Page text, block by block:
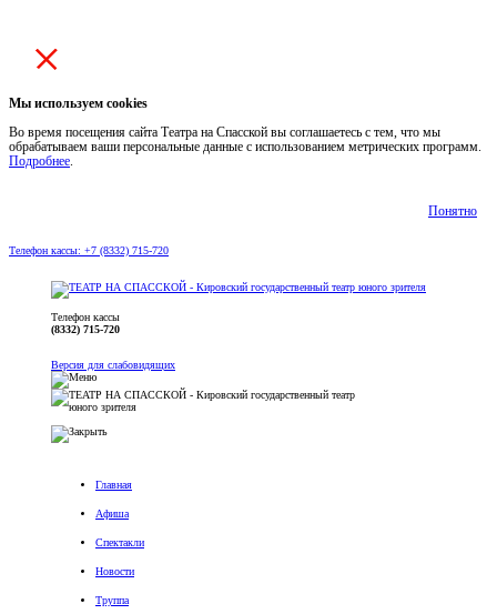
Мы используем cookies
Во время посещения сайта Театра на Спасской вы соглашаетесь с тем, что мы
обрабатываем ваши персональные данные с использованием метрических программ.
Подробнее.
Понятно
Телефон кассы: +7 (8332) 715-720
Телефон кассы
(8332) 715-720
Версия для слабовидящих
Главная
Афиша
Спектакли
Новости
Труппа